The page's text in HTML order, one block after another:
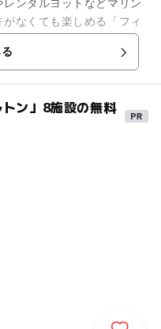
ンタルヨットなどマリン
なくても楽しめる「フィ
という初心者さんにも安
ン」8施設の無料